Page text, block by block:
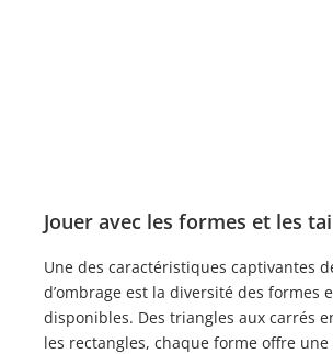
Jouer avec les formes et les
Une des caractéristiques captivantes
d’ombrage est la diversité des formes
disponibles. Des triangles aux carrés
les rectangles, chaque forme offre